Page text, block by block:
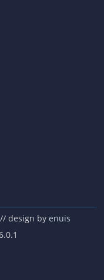
design by enuis